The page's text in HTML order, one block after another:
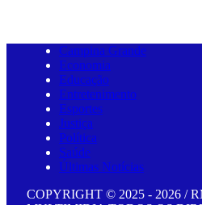
Campina Grande
Economia
Educação
Entretenimento
Esportes
Justiça
Política
Saúde
Últimas Notícias
COPYRIGHT © 2025 - 2026 /